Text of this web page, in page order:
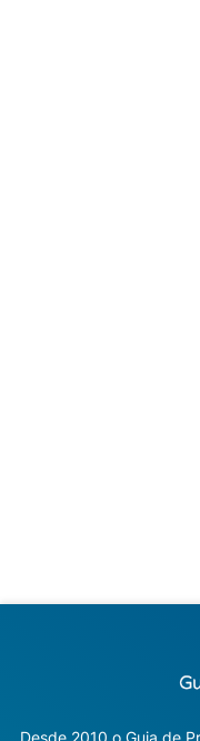
Desde 2010 o Guia de